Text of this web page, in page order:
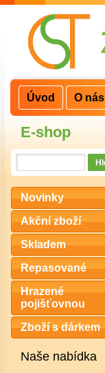
E-shop
Novinky
Akční zboží
Skladem
Repasované
Hrazené
pojišťovnou
Zboží s dárkem
Naše nabídka
Úvod O nás